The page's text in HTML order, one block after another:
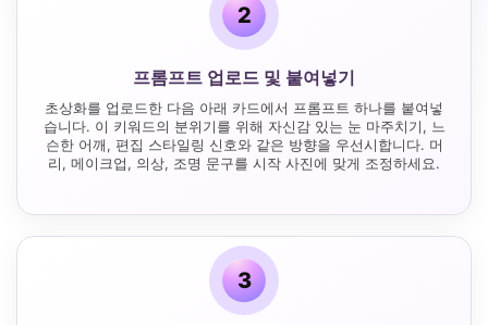
2
프롬프트 업로드 및 붙여넣기
초상화를 업로드한 다음 아래 카드에서 프롬프트 하나를 붙여넣
습니다. 이 키워드의 분위기를 위해 자신감 있는 눈 마주치기, 느
슨한 어깨, 편집 스타일링 신호와 같은 방향을 우선시합니다. 머
리, 메이크업, 의상, 조명 문구를 시작 사진에 맞게 조정하세요.
3